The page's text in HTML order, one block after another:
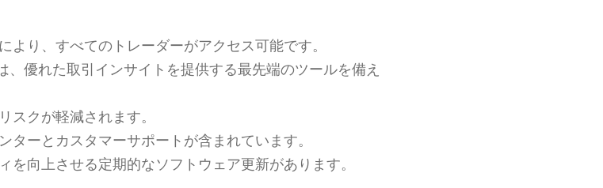
より、すべてのトレーダーがアクセス可能です。
、優れた取引インサイトを提供する最先端のツールを備え
スクが軽減されます。
ターとカスタマーサポートが含まれています。
を向上させる定期的なソフトウェア更新があります。